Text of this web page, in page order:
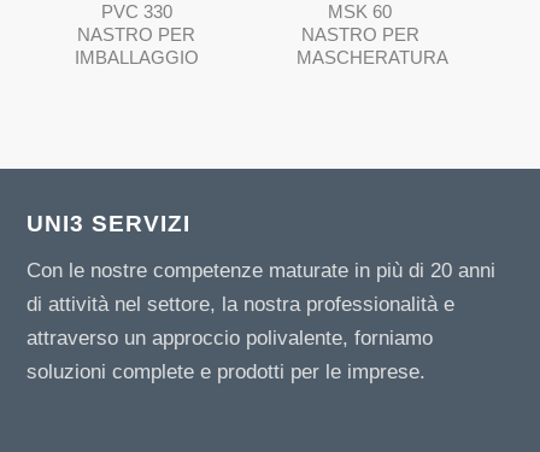
PVC 330
NASTRO PER
IMBALLAGGIO
MSK 60
NASTRO PER
MASCHERATURA
UNI3 SERVIZI
Con le nostre competenze maturate in più di 20 anni
di attività nel settore, la nostra professionalità e
attraverso un approccio polivalente, forniamo
soluzioni complete e prodotti per le imprese.